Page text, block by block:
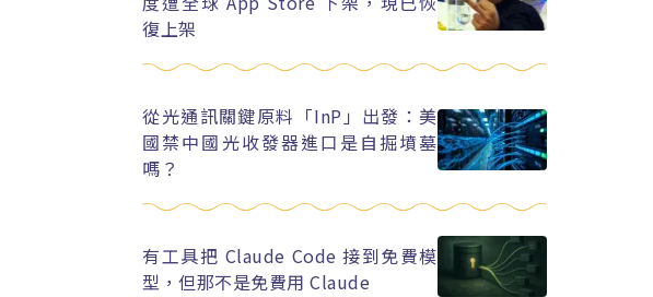
復上架
從光通訊關鍵原料「InP」出發：美
國禁中國光收發器進口是自掘墳墓
嗎？
有工具把 Claude Code 接到免費模
型，但那不是免費用 Claude